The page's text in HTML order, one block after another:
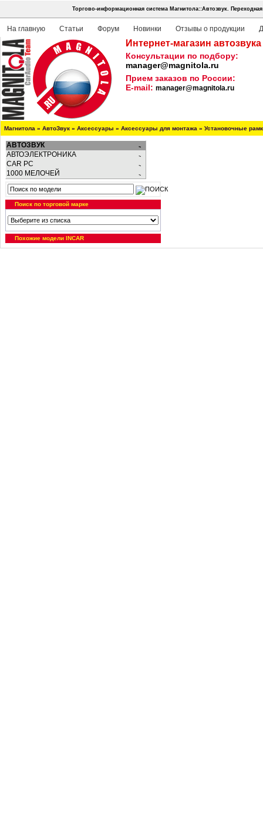
Торгово-информационная система Магнитола::Автозвук.
На главную Статьи Форум Новинки Отзывы о продукции
Интернет-магазин
Консультации по подбору:
manager@magnitola.ru
Прием заказов по России:
E-mail: manager@magnitola.ru
Магнитола » АвтоЗвук » Аксессуары » Аксессуары для монтажа » Установочные
АВТОЗВУК
АВТОЭЛЕКТРОНИКА
CAR PC
1000 МЕЛОЧЕЙ
Поиск по торговой марке
Похожие модели INCAR